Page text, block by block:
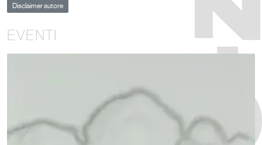
Disclaimer autore
EVENTI